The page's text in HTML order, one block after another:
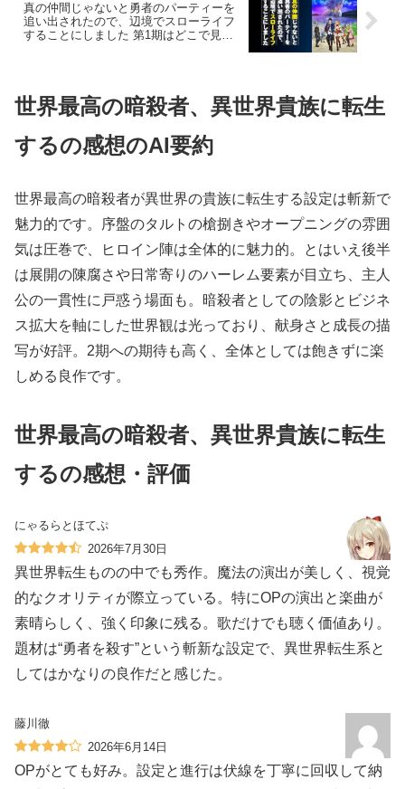
真の仲間じゃないと勇者のパーティーを
追い出されたので、辺境でスローライフ
することにしました 第1期はどこで見れ
世界最高の暗殺者、異世界貴族に転生
するの感想のAI要約
世界最高の暗殺者が異世界の貴族に転生する設定は斬新で
魅力的です。序盤のタルトの槍捌きやオープニングの雰囲
気は圧巻で、ヒロイン陣は全体的に魅力的。とはいえ後半
は展開の陳腐さや日常寄りのハーレム要素が目立ち、主人
公の一貫性に戸惑う場面も。暗殺者としての陰影とビジネ
ス拡大を軸にした世界観は光っており、献身さと成長の描
写が好評。2期への期待も高く、全体としては飽きずに楽
しめる良作です。
世界最高の暗殺者、異世界貴族に転生
するの感想・評価
にゃるらとほてぷ
2026年7月30日
異世界転生ものの中でも秀作。魔法の演出が美しく、視覚
的なクオリティが際立っている。特にOPの演出と楽曲が
素晴らしく、強く印象に残る。歌だけでも聴く価値あり。
題材は“勇者を殺す”という斬新な設定で、異世界転生系と
してはかなりの良作だと感じた。
藤川徹
2026年6月14日
OPがとても好み。設定と進行は伏線を丁寧に回収して納